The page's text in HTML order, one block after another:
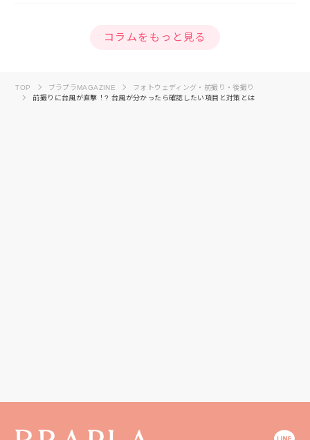
コラムをもっと見る
TOP ブラプラMAGAZINE
フォトウェディング・前撮り・後撮り
前撮りに台風が直撃！? 台風が分かったら確認したい項目と対策とは